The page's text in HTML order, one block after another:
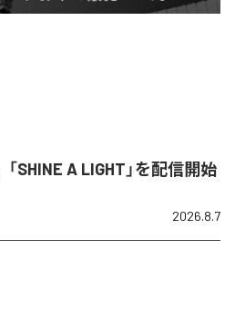
「SHINE A LIGHT」を配信開始
2026.8.7